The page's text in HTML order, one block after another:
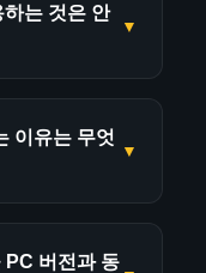
높지 않은 하
다른 인터페
실행합니다.
Xbox,
투스 컨트롤
할 수 있습니
는 것은 안
▼
웹사이트에
니다. 이들은
이유는 무엇
▼
PC 버전과 동